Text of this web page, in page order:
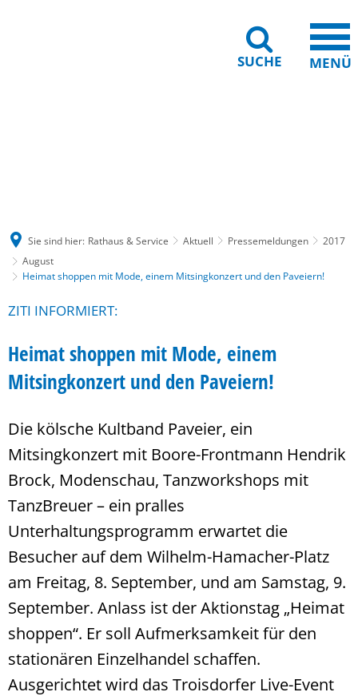
SUCHE MENÜ
Sie sind hier: Rathaus & Service Aktuell Pressemeldungen
2017
August
Heimat shoppen mit Mode, einem Mitsingkonzert und den Paveiern!
ZITI INFORMIERT:
Heimat shoppen mit Mode, einem
Mitsingkonzert und den Paveiern!
Die kölsche Kultband Paveier, ein
Mitsingkonzert mit Boore-Frontmann Hendrik
Brock, Modenschau, Tanzworkshops mit
TanzBreuer – ein pralles
Unterhaltungsprogramm erwartet die
Besucher auf dem Wilhelm-Hamacher-Platz
am Freitag, 8. September, und am Samstag, 9.
September. Anlass ist der Aktionstag „Heimat
shoppen“. Er soll Aufmerksamkeit für den
stationären Einzelhandel schaffen.
Ausgerichtet wird das Troisdorfer Live-Event